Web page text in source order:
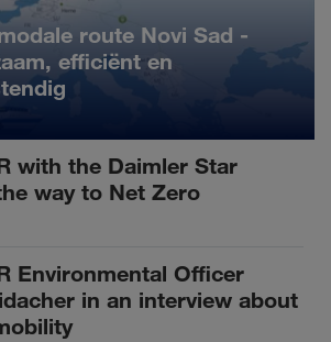
route Novi Sad -
efficiënt en
with the Daimler Star
way to Net Zero
Environmental Officer
in an interview about